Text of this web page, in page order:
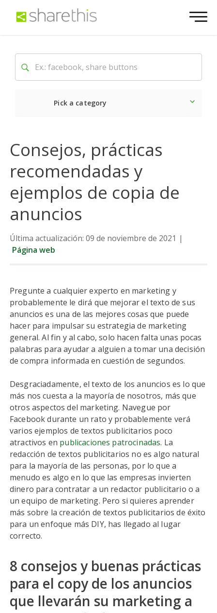
Pick a category
Consejos, prácticas
recomendadas y
ejemplos de copia de
anuncios
Última actualización: 09 de noviembre de 2021 |
Página web
Pregunte a cualquier experto en marketing y
probablemente le dirá que mejorar el texto de sus
anuncios es una de las mejores cosas que puede
hacer para impulsar su estrategia de marketing
general. Al fin y al cabo, solo hacen falta unas pocas
palabras para ayudar a alguien a tomar una decisión
de compra informada en cuestión de segundos.
Desgraciadamente, el texto de los anuncios es lo que
más nos cuesta a la mayoría de nosotros, más que
otros aspectos del marketing. Navegue por
Facebook durante un rato y probablemente verá
varios ejemplos de textos publicitarios poco
atractivos en publicaciones patrocinadas. La
redacción de textos publicitarios no es algo natural
para la mayoría de las personas, por lo que a
menudo es algo en lo que las empresas invierten
dinero para contratar a un redactor publicitario o a
un equipo de marketing. Pero si quieres aprender
más sobre la creación de textos publicitarios de éxito
para un enfoque más DIY, has llegado al lugar
correcto.
8 consejos y buenas prácticas
para el copy de los anuncios
que llevarán su marketing a